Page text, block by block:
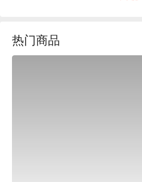
Lok Inn旺角時鐘酒店、Lok Inn
看⬇︎
热门商品